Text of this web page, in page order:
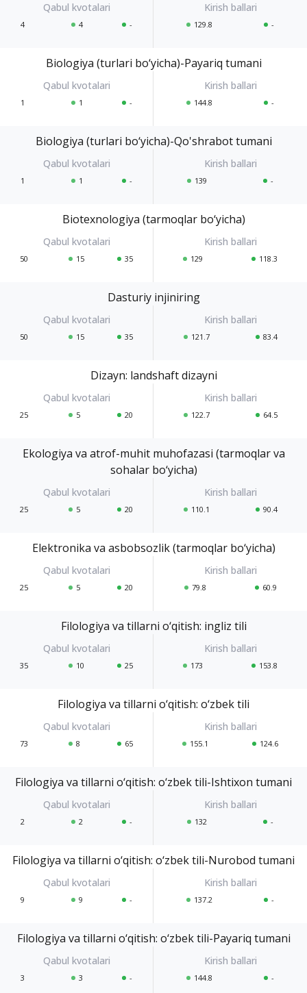
4 4 - 129.8 -
Biologiya (turlari bo‘yicha)-Payariq tumani
1 1 - 144.8 -
Biologiya (turlari bo‘yicha)-Qo'shrabot tumani
1 1 - 139 -
Biotexnologiya (tarmoqlar bo‘yicha)
50 15 35 129 118.3
Dasturiy injiniring
50 15 35 121.7 83.4
Dizayn: landshaft dizayni
25 5 20 122.7 64.5
Ekologiya va atrof-muhit muhofazasi (tarmoqlar va
sohalar bo‘yicha)
25 5 20 110.1 90.4
Elektronika va asbobsozlik (tarmoqlar bo‘yicha)
25 5 20 79.8 60.9
Filologiya va tillarni o‘qitish: ingliz tili
35 10 25 173 153.8
Filologiya va tillarni o‘qitish: o‘zbek tili
73 8 65 155.1 124.6
Filologiya va tillarni o‘qitish: o‘zbek tili-Ishtixon tumani
2 2 - 132 -
Filologiya va tillarni o‘qitish: o‘zbek tili-Nurobod tumani
9 9 - 137.2 -
Filologiya va tillarni o‘qitish: o‘zbek tili-Payariq tumani
3 3 - 144.8 -